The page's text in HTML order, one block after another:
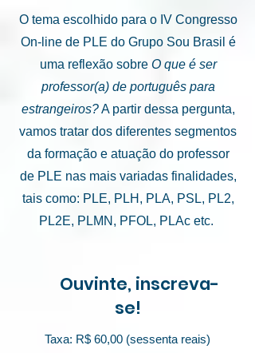
O tema escolhido para o IV Congresso
On-line de PLE do Grupo Sou Brasil é
uma reflexão sobre O que é ser
professor(a) de português para
estrangeiros?A partir dessa pergunta,
vamos tratar dos diferentes segmentos
da formação e atuação do professor
de PLE nas mais variadas finalidades,
tais como: PLE, PLH, PLA, PSL, PL2,
PL2E, PLMN, PFOL, PLAc etc.
Ouvinte, inscreva-
se!
Taxa: R$ 60,00 (sessenta reais)